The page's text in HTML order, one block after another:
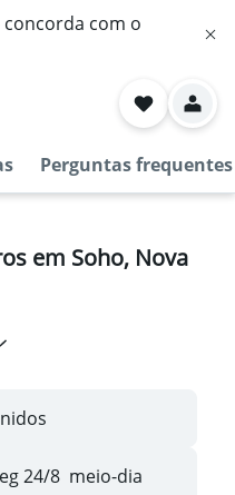
concorda com o
Perguntas frequentes
em Soho, Nova
24/8 meio-dia